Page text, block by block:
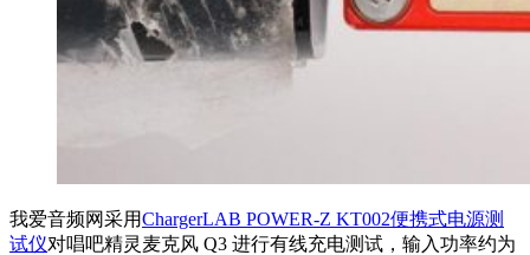
我爱音频网采用ChargerLAB POWER-Z KT002便携式电源测
试仪对唱吧精灵麦克风 Q3 进行有线充电测试，输入功率约为